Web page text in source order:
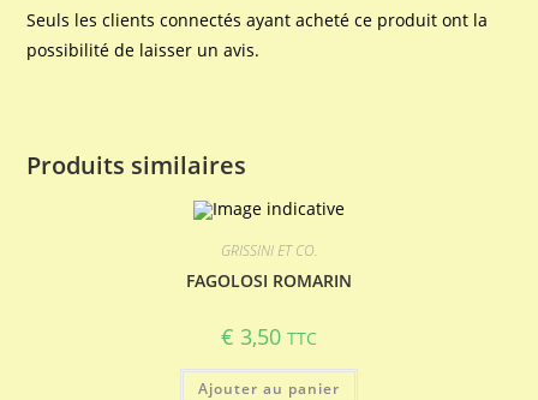
Seuls les clients connectés ayant acheté ce produit ont la
possibilité de laisser un avis.
Produits similaires
GRISSINI ET CO.
FAGOLOSI ROMARIN
€ 3,50 TTC
Ajouter au panier